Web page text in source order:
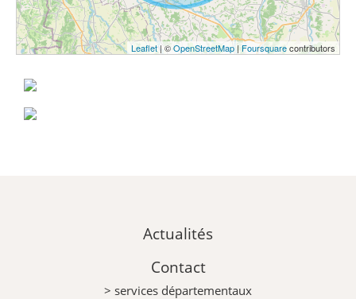
Leaflet | ©OpenStreetMap | Foursquarecontributors
Actualités
Contact
> services départementaux